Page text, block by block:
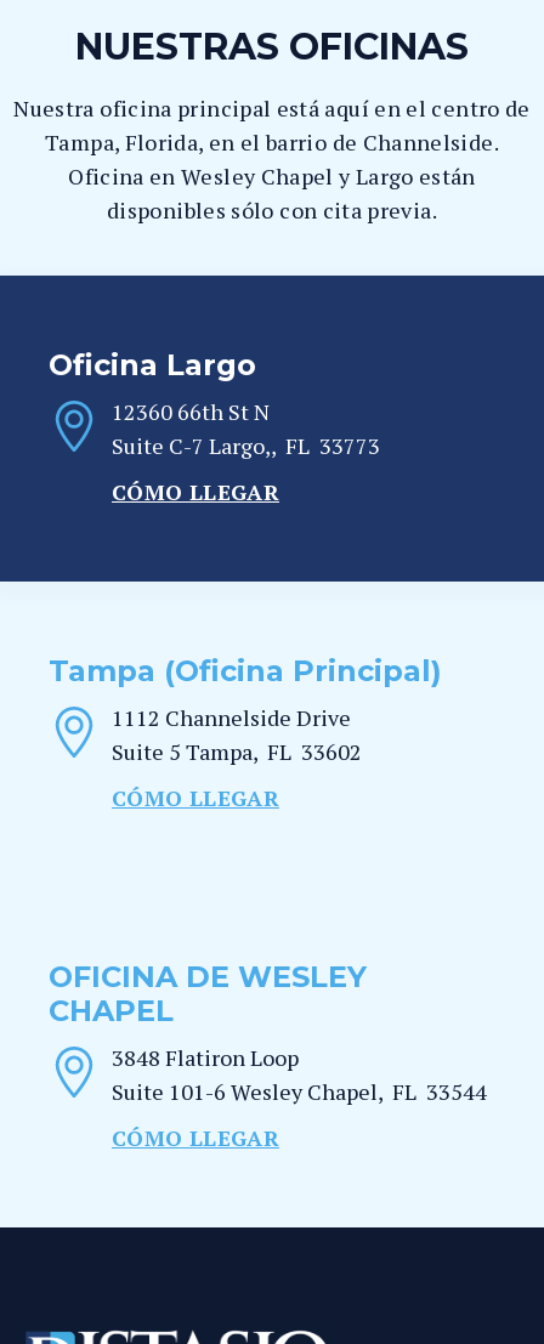
NUESTRAS OFICINAS
Nuestra oficina principal está aquí en el centro de
Tampa, Florida, en el barrio de Channelside.
Oficina en Wesley Chapel y Largo están
disponibles sólo con cita previa.
Oficina Largo
12360 66th St N
Suite C-7 Largo,, FL 33773
CÓMO LLEGAR
Tampa (Oficina Principal)
1112 Channelside Drive
Suite 5 Tampa, FL 33602
CÓMO LLEGAR
OFICINA DE WESLEY
CHAPEL
3848 Flatiron Loop
Suite 101-6 Wesley Chapel, FL 33544
CÓMO LLEGAR